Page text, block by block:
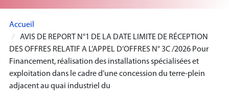
Accueil
AVIS DE REPORT N°1 DE LA DATE LIMITE DE RÉCEPTION
DES OFFRES RELATIF A L’APPEL D’OFFRES N° 3C /2026 Pour
Financement, réalisation des installations spécialisées et
exploitation dans le cadre d’une concession du terre-plein
adjacent au quai industriel du